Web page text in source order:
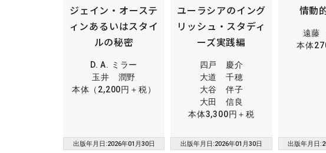
ジェイン・オーステ
ィンあるいはスタイ
ルの秘密
D. A. ミラー
玉井 潤野
本体（2,200円＋税）
出版年月日:2026年01月30日
ユーラシアのイング
リッシュ・スタディ
ーズ実践編
四戸 慶介
大道 千穂
大谷 伴子
大田 信良
本体3,300円＋税
出版年月日:2026年01月30日
情動
遠藤
本体
出版年月日